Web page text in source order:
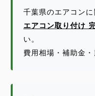
千葉県のエアコン
エアコン取り付け
い。
費用相場・補助金